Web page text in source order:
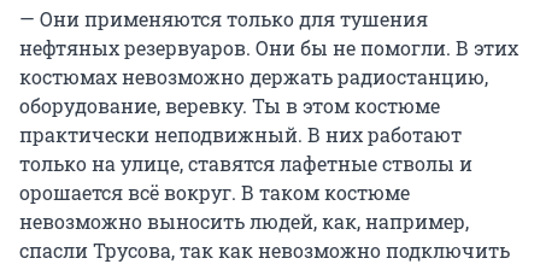
— Они применяются только для тушения
нефтяных резервуаров. Они бы не помогли. В этих
костюмах невозможно держать радиостанцию,
оборудование, веревку. Ты в этом костюме
практически неподвижный. В них работают
только на улице, ставятся лафетные стволы и
орошается всё вокруг. В таком костюме
невозможно выносить людей, как, например,
спасли Трусова, так как невозможно подключить